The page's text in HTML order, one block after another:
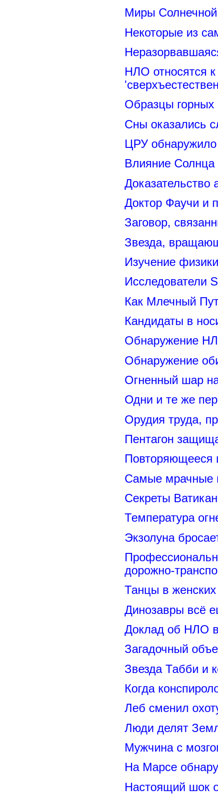
Миры
Некоторые из
НЛО относятся к
Образцы горных
Сны оказались
ЦРУ обнаружило
Влияние
Доказательство
Доктор Фаучи и
Заговор,
Звезда,
Изучение
Исследователи
Как Млечный
Кандидаты в
Обнаружение
Обнаружение
Огненный шар
Одни и те же
Орудия труда,
Пентагон
Повторяющееся
Самые мрачные
Секреты
Температура
Экзолуна
дорожно-
Танцы в женских
Динозавры всё
Доклад об НЛО
Загадочный
Звезда Табби и
Когда
Леб сменил
Люди делят
Мужчина с
На Марсе
Настоящий шок